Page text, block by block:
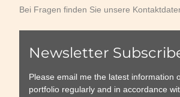
Bei Fragen finden Sie unsere
Newsletter
Please email me the latest information
portfolio regularly and in accordance